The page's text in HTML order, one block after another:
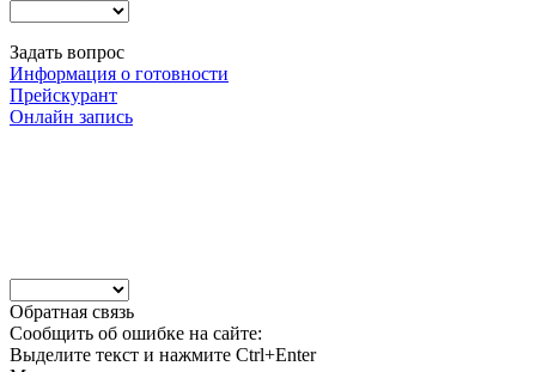
Задать вопрос
Информация о готовности
Прейскурант
Онлайн запись
Обратная связь
Сообщить об ошибке на сайте:
Выделите текст и нажмите Ctrl+Enter